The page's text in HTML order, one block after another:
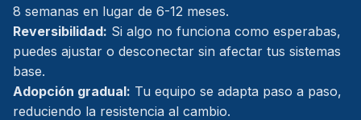
8 semanas en lugar de 6-12 meses.
Reversibilidad: Si algo no funciona como esperabas,
puedes ajustar o desconectar sin afectar tus sistemas
base.
Adopción gradual: Tu equipo se adapta paso a paso,
reduciendo la resistencia al cambio.